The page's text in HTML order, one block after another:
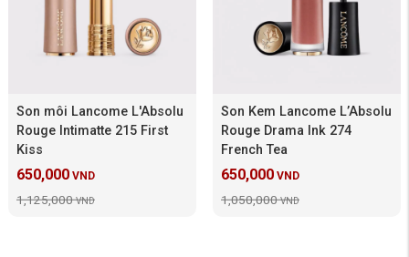
Son môi Lancome L'Absolu
Rouge Intimatte 215 First
Kiss
650,000 VND
1,125,000 VND
Son Kem Lancome L’Absolu
Rouge Drama Ink 274
French Tea
650,000 VND
1,050,000 VND